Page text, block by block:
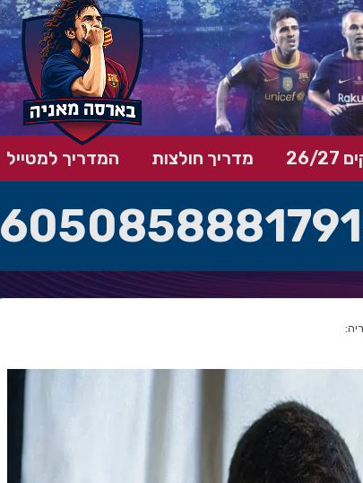
27 מדריך חולצות המדריך למטייל